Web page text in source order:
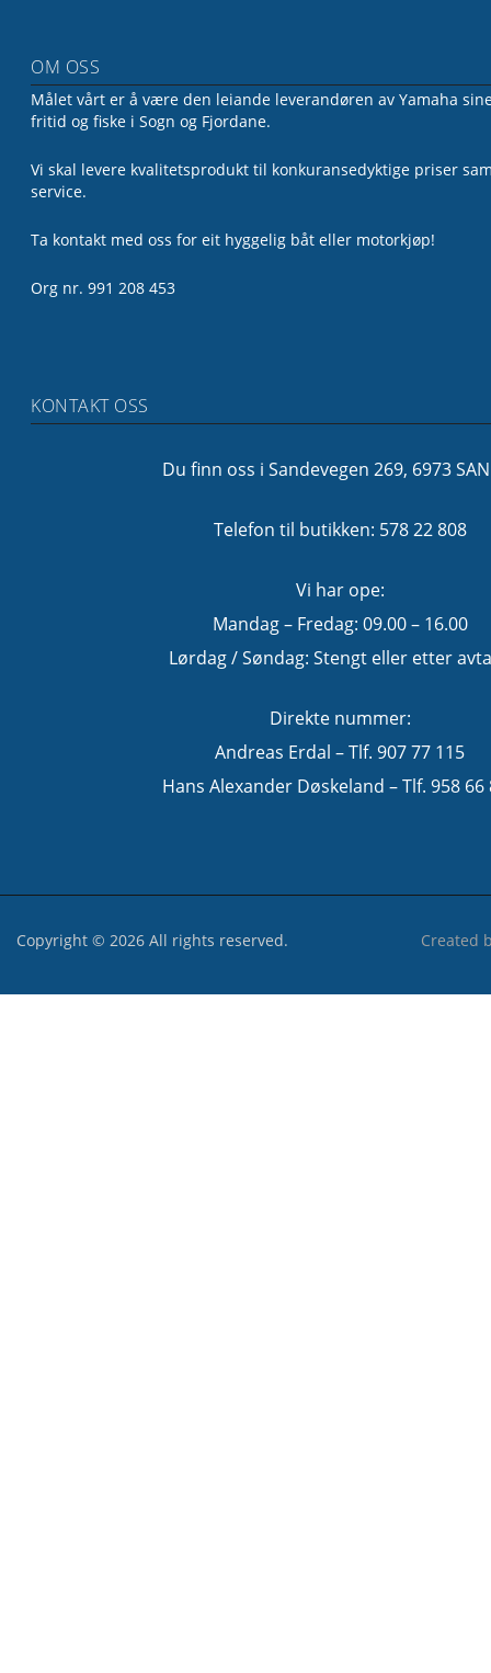
OM OSS
Målet vårt er å være den leiande leverandøren av Yamaha
fritid og fiske i Sogn og Fjordane.
Vi skal levere kvalitetsprodukt til konkuransedyktige priser
service.
Ta kontakt med oss for eit hyggelig båt eller motorkjøp!
Org nr. 991 208 453
KONTAKT OSS
Du finn oss i Sandevegen 269, 6973
Telefon til butikken: 578 22 808
Vi har ope:
Mandag – Fredag: 09.00 – 16.00
Lørdag / Søndag: Stengt eller etter
Direkte nummer:
Andreas Erdal – Tlf. 907 77 115
Hans Alexander Døskeland – Tlf. 958 66
Copyright © 2026 All rights reserved. Created